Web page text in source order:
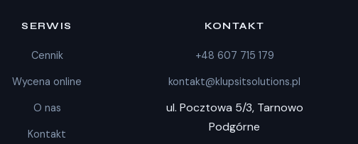
SERWIS
Cennik
Wycena online
O nas
Kontakt
KONTAKT
+48 607 715 179
kontakt@klupsitsolutions.pl
ul. Pocztowa 5/3, Tarnowo
Podgórne